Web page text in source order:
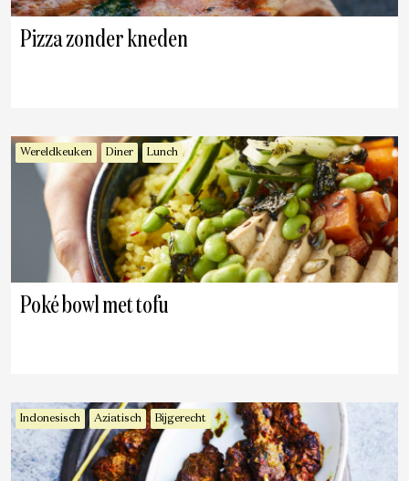
Pizza zonder kneden
Wereldkeuken Diner Lunch
Poké bowl met tofu
Indonesisch Aziatisch Bijgerecht